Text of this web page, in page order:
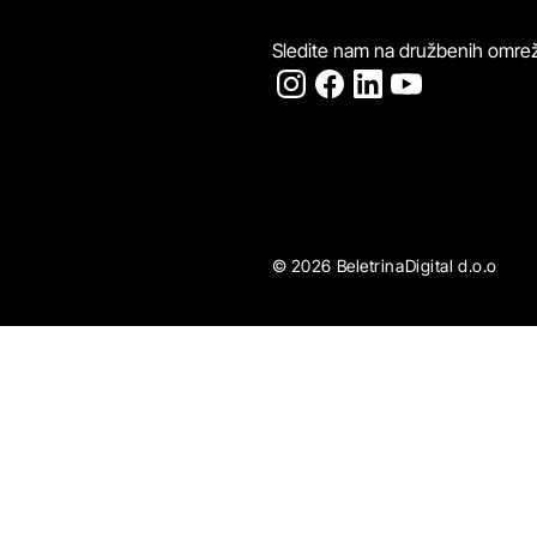
Sledite nam na družbenih
© 2026 BeletrinaDigital d.o.o